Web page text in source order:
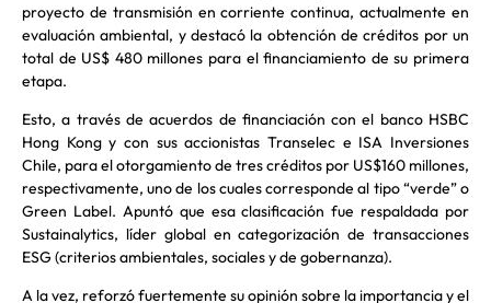
proyecto de transmisión en corriente continua, actualmente en
evaluación ambiental, y destacó la obtención de créditos por un
total de US$ 480 millones para el financiamiento de su primera
etapa.
Esto, a través de acuerdos de financiación con el banco HSBC
Hong Kong y con sus accionistas Transelec e ISA Inversiones
Chile, para el otorgamiento de tres créditos por US$160 millones,
respectivamente, uno de los cuales corresponde al tipo “verde” o
Green Label. Apuntó que esa clasificación fue respaldada por
Sustainalytics, líder global en categorización de transacciones
ESG (criterios ambientales, sociales y de gobernanza).
A la vez, reforzó fuertemente su opinión sobre la importancia y el